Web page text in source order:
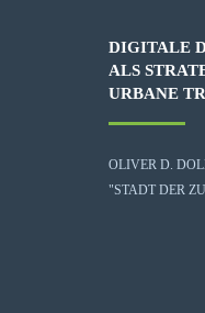
DIGITALE
ALS
URBANE
OLIVER D.
"STADT DER